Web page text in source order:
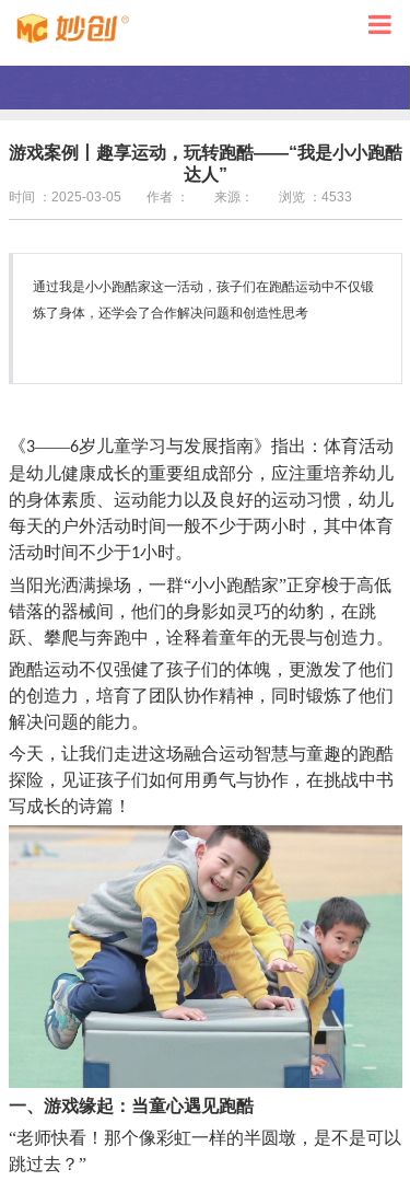
首
实
游戏案例丨趣享运动，玩转跑酷——“我是小小跑酷
达人”
时间 ：2025-03-05 作者 ： 来源： 浏览 ：4533
通过我是小小跑酷家这一活动，孩子们在跑酷运动中不仅锻
炼了身体，还学会了合作解决问题和创造性思考
《3——6岁儿童学习与发展指南》指出：体育活动
是幼儿健康成长的重要组成部分，应注重培养幼儿
的身体素质、运动能力以及良好的运动习惯，幼儿
每天的户外活动时间一般不少于两小时，其中体育
活动时间不少于1小时。
当阳光洒满操场，一群“小小跑酷家”正穿梭于高低
错落的器械间，他们的身影如灵巧的幼豹，在跳
跃、攀爬与奔跑中，诠释着童年的无畏与创造力。
跑酷运动不仅强健了孩子们的体魄，更激发了他们
的创造力，培育了团队协作精神， 同时锻炼了他们
解决问题的能力。
今天，让我们走进这场融合运动智慧与童趣的跑酷
探险，见证孩子们如何用勇气与协作，在挑战中书
写成长的诗篇！
一、 游戏缘起：当童心遇见跑酷
“老师快看！那个像彩虹一样的半圆墩，是不是可以
跳过去？ ”